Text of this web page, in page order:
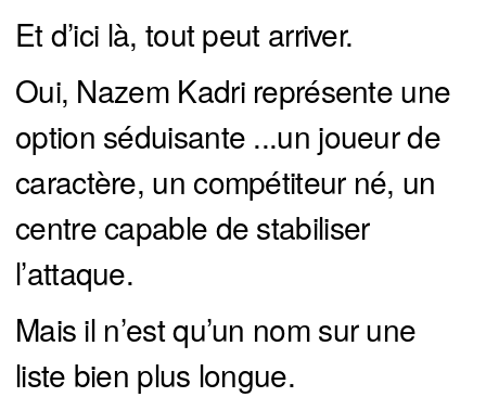
Et d’ici là, tout peut arriver.
Oui, Nazem Kadri représente une
option séduisante ...un joueur de
caractère, un compétiteur né, un
centre capable de stabiliser
l’attaque.
Mais il n’est qu’un nom sur une
liste bien plus longue.